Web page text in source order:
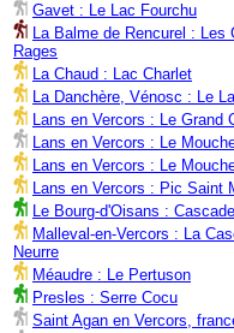
Gavet : Le Lac Fourchu
La Balme de Rencurel : Les
Rages
La Chaud : Lac Charlet
La Danchère, Vénosc : Le
Lans en Vercors : Le Grand
Lans en Vercors : Le
Lans en Vercors : Le
Lans en Vercors : Pic Saint
Le Bourg-d'Oisans :
Malleval-en-Vercors : La
Neurre
Méaudre : Le Pertuson
Presles : Serre Cocu
Saint Agan en Vercors,